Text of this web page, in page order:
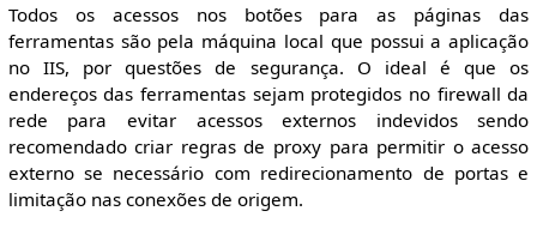
Todos os acessos nos botões para as páginas das
ferramentas são pela máquina local que possui a aplicação
no IIS, por questões de segurança. O ideal é que os
endereços das ferramentas sejam protegidos no firewall da
rede para evitar acessos externos indevidos sendo
recomendado criar regras de proxy para permitir o acesso
externo se necessário com redirecionamento de portas e
limitação nas conexões de origem.